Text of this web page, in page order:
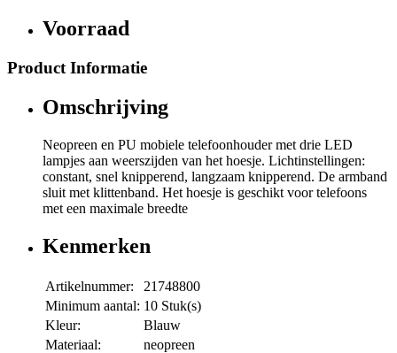
Voorraad
Product Informatie
Omschrijving
Neopreen en PU mobiele telefoonhouder met drie LED
lampjes aan weerszijden van het hoesje. Lichtinstellingen:
constant, snel knipperend, langzaam knipperend. De armband
sluit met klittenband. Het hoesje is geschikt voor telefoons
met een maximale breedte
Kenmerken
Artikelnummer:
21748800
Minimum aantal: 10 Stuk(s)
Kleur:
Blauw
Materiaal:
neopreen